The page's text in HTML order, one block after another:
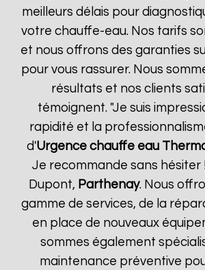
meilleurs délais pour
votre chauffe-eau. Nos tarifs
et nous offrons des garanties
pour vous rassurer. Nous
résultats et nos clients
témoignent. "Je suis
rapidité et la
d'Urgence chauffe eau
Je recommande sans hésiter
Dupont, Parthenay. Nous
gamme de services, de la
en place de nouveaux
sommes également
maintenance préventive